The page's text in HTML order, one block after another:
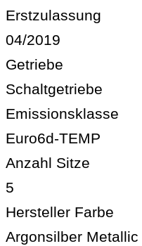
Erstzulassung
04/2019
Getriebe
Schaltgetriebe
Emissionsklasse
Euro6d-TEMP
Anzahl Sitze
5
Hersteller Farbe
Argonsilber Metallic